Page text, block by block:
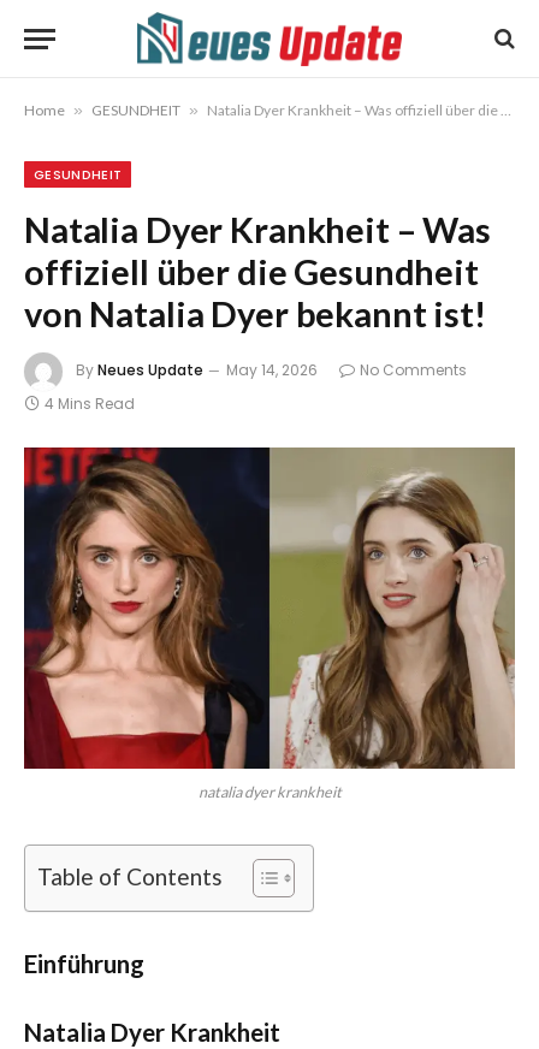
Home » GESUNDHEIT » Natalia Dyer Krankheit – Was offiziell über die Gesundheit von Natalia Dyer bekannt ist!
GESUNDHEIT
Natalia Dyer Krankheit – Was
offiziell über die Gesundheit
von Natalia Dyer bekannt ist!
ByNeues Update May 14, 2026
No Comments
4 Mins Read
natalia dyer krankheit
Table of Contents
Einführung
Natalia Dyer Krankheit